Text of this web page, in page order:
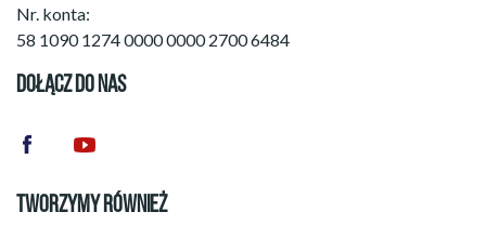
Nr. konta:
58 1090 1274 0000 0000 2700 6484
DOŁĄCZ DO NAS
TWORZYMY RÓWNIEŻ